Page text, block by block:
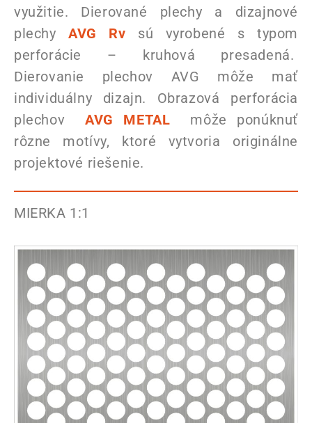
využitie. Dierované plechy a dizajnové
plechy AVG Rv sú vyrobené s typom
perforácie – kruhová presadená.
Dierovanie plechov AVG môže mať
individuálny dizajn. Obrazová perforácia
plechovAVG METAL
môže ponúknuť
rôzne motívy, ktoré vytvoria originálne
projektové riešenie.
MIERKA 1:1